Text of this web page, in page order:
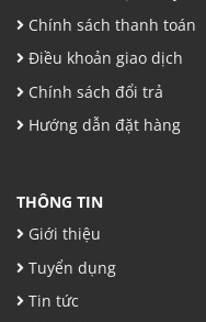
Chính sách thanh toán
Điều khoản giao dịch
Chính sách đổi trả
Hướng dẫn đặt hàng
THÔNG TIN
Giới thiệu
Tuyển dụng
Tin tức